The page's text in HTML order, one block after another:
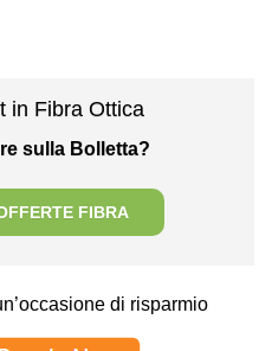
in Fibra Ottica
sulla Bolletta?
FIBRA
di risparmio